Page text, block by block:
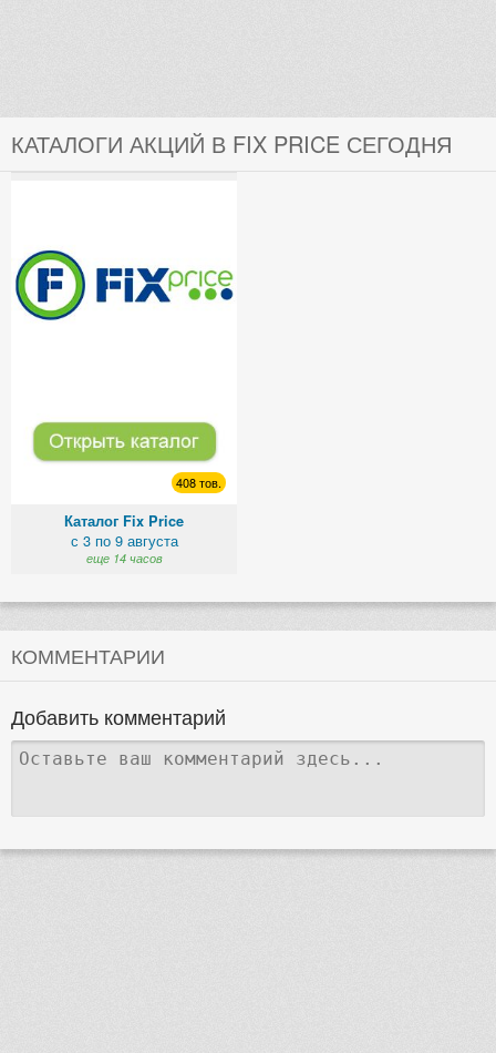
КАТАЛОГИ АКЦИЙ В FIX PRICE СЕГОДНЯ
408 тов.
Каталог Fix Price
с 3 по 9 августа
еще 14 часов
КОММЕНТАРИИ
Добавить комментарий